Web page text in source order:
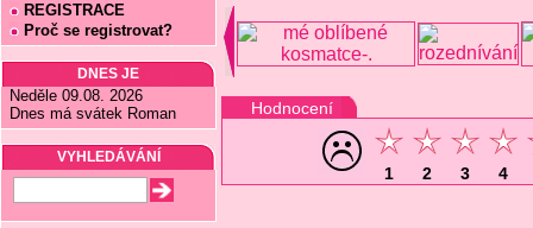
REGISTRACE
Proč se registrovat?
DNES JE
Neděle 09.08. 2026
Dnes má svátek Roman
VYHLEDÁVÁNÍ
Hodnocení
1 2 3 4